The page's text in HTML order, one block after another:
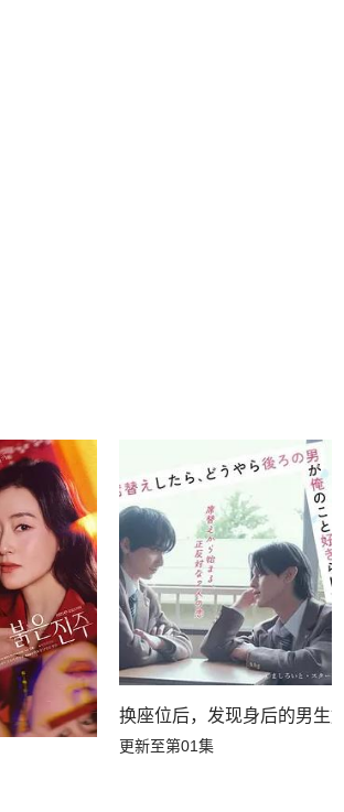
换座位后，发现身后的男生
更新至第01集